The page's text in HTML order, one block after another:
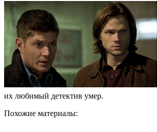
их любимый детектив умер.
Похожие материалы: